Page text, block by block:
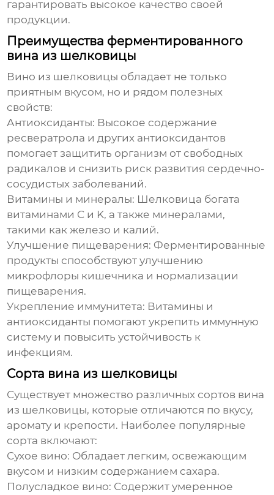
гарантировать высокое качество своей
продукции.
Преимущества ферментированного
вина из шелковицы
Вино из шелковицы обладает не только
приятным вкусом, но и рядом полезных
свойств:
Антиоксиданты: Высокое содержание
ресвератрола и других антиоксидантов
помогает защитить организм от свободных
радикалов и снизить риск развития сердечно-
сосудистых заболеваний.
Витамины и минералы: Шелковица богата
витаминами C и K, а также минералами,
такими как железо и калий.
Улучшение пищеварения: Ферментированные
продукты способствуют улучшению
микрофлоры кишечника и нормализации
пищеварения.
Укрепление иммунитета: Витамины и
антиоксиданты помогают укрепить иммунную
систему и повысить устойчивость к
инфекциям.
Сорта вина из шелковицы
Существует множество различных сортов вина
из шелковицы, которые отличаются по вкусу,
аромату и крепости. Наиболее популярные
сорта включают:
Сухое вино: Обладает легким, освежающим
вкусом и низким содержанием сахара.
Полусладкое вино: Содержит умеренное